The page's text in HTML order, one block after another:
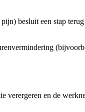
besluit een stap
verergeren en de